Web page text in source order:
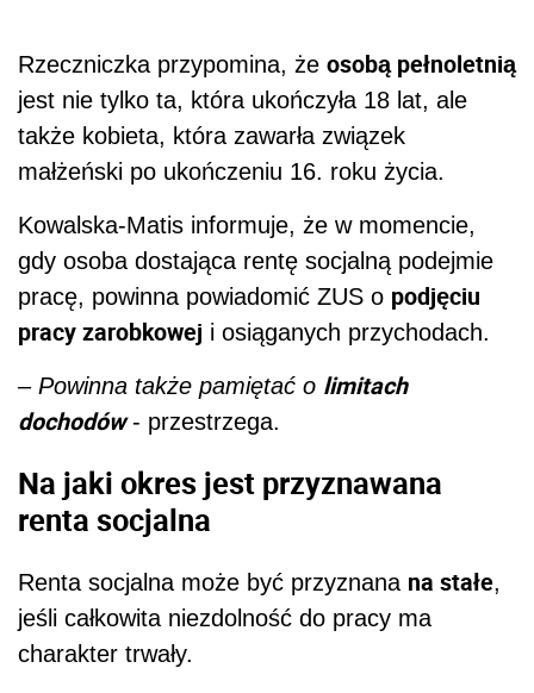
Rzeczniczka przypomina, że osobą pełnoletnią
jest nie tylko ta, która ukończyła 18 lat, ale
także kobieta, która zawarła związek
małżeński po ukończeniu 16. roku życia.
Kowalska-Matis informuje, że w momencie,
gdy osoba dostająca rentę socjalną podejmie
pracę, powinna powiadomić ZUS o podjęciu
pracy zarobkowej i osiąganych przychodach.
– Powinna także pamiętać o limitach
dochodów - przestrzega.
Na jaki okres jest przyznawana
renta socjalna
Renta socjalna może być przyznana na stałe,
jeśli całkowita niezdolność do pracy ma
charakter trwały.